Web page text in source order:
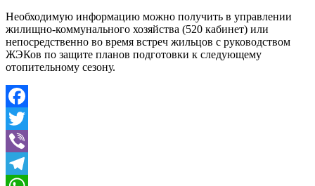
Необходимую информацию можно получить в управлении
жилищно-коммунального хозяйства (520 кабинет) или
непосредственно во время встреч жильцов с руководством
ЖЭКов по защите планов подготовки к следующему
отопительному сезону.
Facebook
Twitter
Viber